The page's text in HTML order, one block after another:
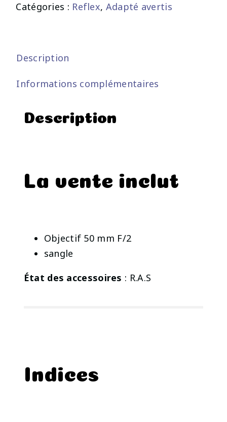
Catégories : Reflex, Adapté avertis
Description
Informations complémentaires
Description
La vente inclut
Objectif 50 mm F/2
sangle
État des accessoires : R.A.S
Indices